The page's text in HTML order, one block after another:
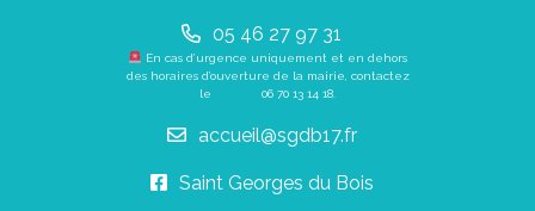
05 46 27 97 31
En cas d’urgence uniquement et en dehors
des horaires d’ouverture de la mairie, contactez
le 06 70 13 14 18
accueil@sgdb17.fr
Saint Georges du Bois